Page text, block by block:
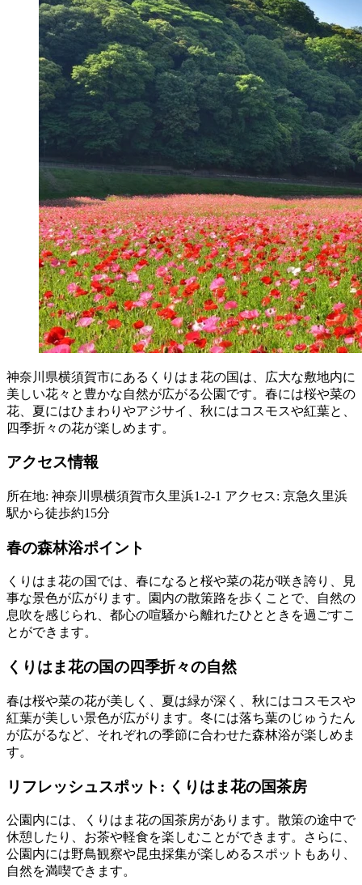
神奈川県横須賀市にあるくりはま花の国は、広大な敷地内に
美しい花々と豊かな自然が広がる公園です。春には桜や菜の
花、夏にはひまわりやアジサイ、秋にはコスモスや紅葉と、
四季折々の花が楽しめます。
アクセス情報
所在地: 神奈川県横須賀市久里浜1-2-1 アクセス: 京急久里浜
駅から徒歩約15分
春の森林浴ポイント
くりはま花の国では、春になると桜や菜の花が咲き誇り、見
事な景色が広がります。園内の散策路を歩くことで、自然の
息吹を感じられ、都心の喧騒から離れたひとときを過ごすこ
とができます。
くりはま花の国の四季折々の自然
春は桜や菜の花が美しく、夏は緑が深く、秋にはコスモスや
紅葉が美しい景色が広がります。冬には落ち葉のじゅうたん
が広がるなど、それぞれの季節に合わせた森林浴が楽しめま
す。
リフレッシュスポット: くりはま花の国茶房
公園内には、くりはま花の国茶房があります。散策の途中で
休憩したり、お茶や軽食を楽しむことができます。さらに、
公園内には野鳥観察や昆虫採集が楽しめるスポットもあり、
自然を満喫できます。